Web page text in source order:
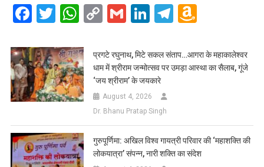
Facebook
Twitter
WhatsApp
CopyGmailLinkedIn
Telegram
List
प्रगटे रघुनाथ, मिटे सकल संताप…आगरा के महाकालेश्वर
धाम में श्रीराम जन्मोत्सव पर उमड़ा आस्था का सैलाब, गूंजे
‘जय श्रीराम’ के जयकारे
August 4, 2026
Dr. Bhanu Pratap Singh
गुरुपूर्णिमा: अखिल विश्व गायत्री परिवार की ‘महाशक्ति की
लोकयात्रा’ संपन्न, नारी शक्ति का संदेश